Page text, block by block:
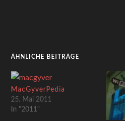
ÄHNLICHE BEITRÄGE
MacGyverPedia
25. Mai 2011
In "2011"